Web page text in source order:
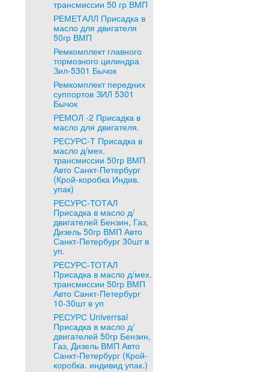
трансмиссии 50 гр ВМП
РЕМЕТАЛЛ Присадка в
масло для двигателя
50гр ВМП
Ремкомплект главного
тормозного цилиндра
Зил-5301 Бычок
Ремкомплект передних
суппортов ЗИЛ 5301
Бычок
РЕМОЛ -2 Присадка в
масло для двигателя.
РЕСУРС-Т Присадка в
масло д/мех.
трансмиссии 50гр ВМП
Авто Санкт-Петербург
(Крой-коробка Индив.
упак)
РЕСУРС-ТОТАЛ
Присадка в масло д/
двигателей Бензин, Газ,
Дизель 50гр ВМП Авто
Санкт-Петербург 30шт в
уп.
РЕСУРС-ТОТАЛ
Присадка в масло д/мех.
трансмиссии 50гр ВМП
Авто Санкт-Петербург
10-30шт в уп
РЕСУРС Univerrsal
Присадка в масло д/
двигателей 50гр Бензин,
Газ, Дизель ВМП Авто
Санкт-Петербург (Крой-
коробка. индивид упак.)